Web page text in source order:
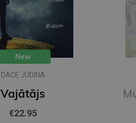
New
DACE JUDINA
Vajātājs
€22.95